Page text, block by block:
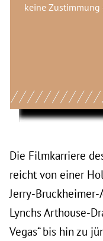
keine Zustimmung
Die Filmkarriere
reicht von einer
Jerry-Bruckheimer-
Lynchs Arthouse-
Vegas“ bis hin zu